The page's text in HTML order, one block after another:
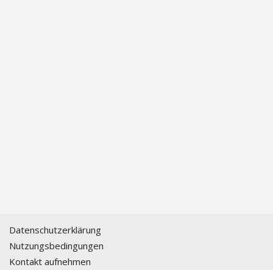
Datenschutzerklärung
Nutzungsbedingungen
Kontakt aufnehmen